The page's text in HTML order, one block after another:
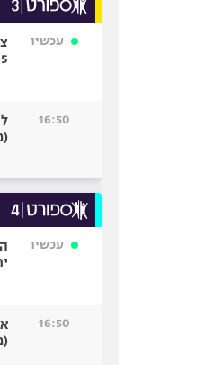
עכשיו
16:50
עכשיו
16:50